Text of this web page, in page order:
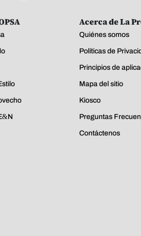
Acerca de La
Quiénes somos
Políticas de
Principios de
Mapa del sitio
Kiosco
Preguntas
Contáctenos